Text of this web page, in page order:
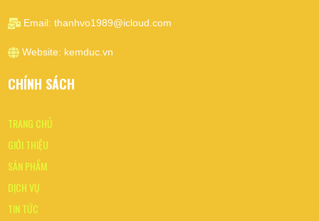
Email: thanhvo1989@icloud.com
Website: kemduc.vn
CHÍNH SÁCH
TRANG CHỦ
GIỚI THIỆU
SẢN PHẨM
DỊCH VỤ
TIN TỨC